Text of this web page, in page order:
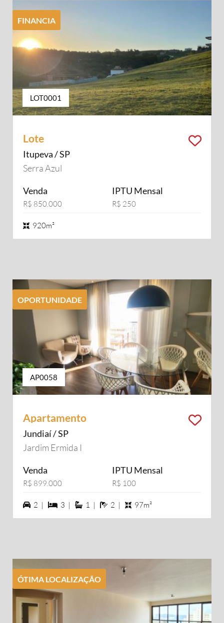
FINANCIA
LOT0001
Lote
Itupeva / SP
Serra Azul
Venda
R$ 850.000
IPTU Mensal
R$ 250
920m²
OPORTUNIDADE
AP0058
Apartamento
Jundiaí / SP
Jardim Ermida I
Venda
R$ 899.000
IPTU Mensal
R$ 100
2 vagas na garagem
2 | 3 dormiórios
3 | 1 suítes
1 | 2 banheiros
2 | 97m²
ÓTIMA LOCALIZAÇÃO